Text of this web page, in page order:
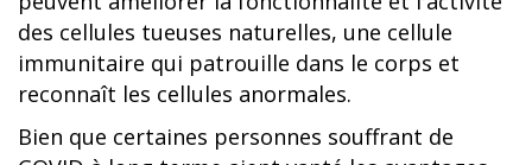
des cellules tueuses naturelles, une cellule
immunitaire qui patrouille dans le corps et
reconnaît les cellules anormales.
Bien que certaines personnes souffrant de